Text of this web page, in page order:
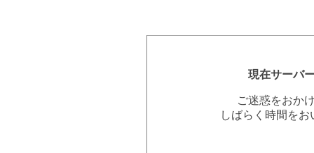
現在サーバ
ご迷惑をおか
しばらく時間を